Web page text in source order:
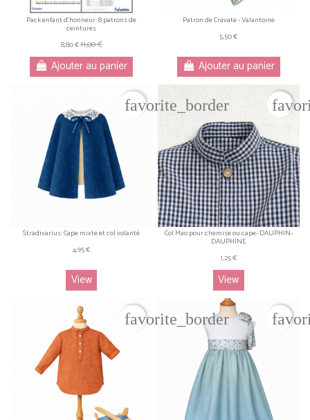
Pack enfant d'honneur: 8 patrons de
ceintures
8,80 €11,00 €
Ajouter au panier
Patron de Cravate - Valantoine
5,50 €
Ajouter au panier
favorite_border
Stradivarius: Cape mixte et col volanté
4,95 €
View
Col Mao pour chemise ou cape- DAUPHIN-
DAUPHINE
1,25 €
View
favorite_border